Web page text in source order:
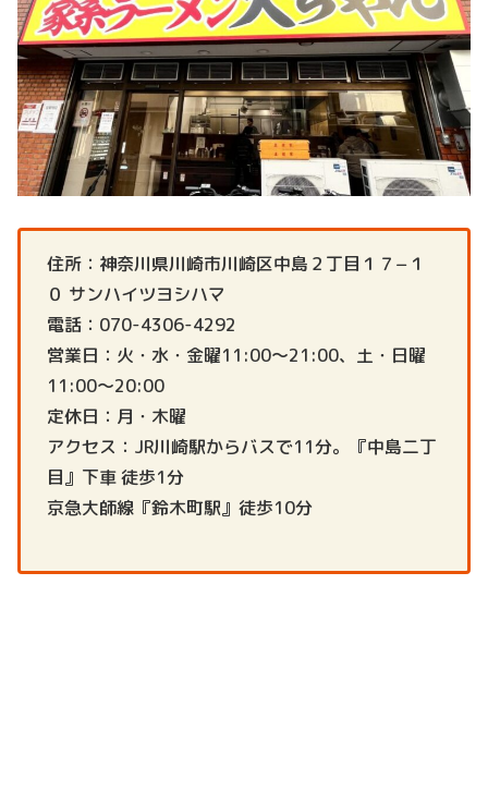
住所：神奈川県川崎市川崎区中島２丁目１７−１
０ サンハイツヨシハマ
電話：070-4306-4292
営業日：火・水・金曜11:00～21:00、土・日曜
11:00～20:00
定休日：月・木曜
アクセス：JR川崎駅からバスで11分。『中島二丁
目』下車 徒歩1分
京急大師線『鈴木町駅』徒歩10分